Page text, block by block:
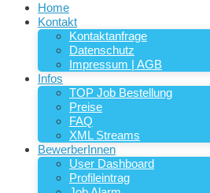
Home
Kontakt
Kontaktanfrage
Datenschutz
Impressum | AGB
Infos
TOP Job Bestellung
Preise
FAQ
XML Streams
BewerberInnen
User Dashboard
Profileintrag